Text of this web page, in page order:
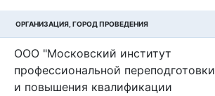
ОРГАНИЗАЦИЯ, ГОРОД ПРОВЕДЕНИЯ
ООО "Московский институт
профессиональной переподготовки
и повышения квалификации